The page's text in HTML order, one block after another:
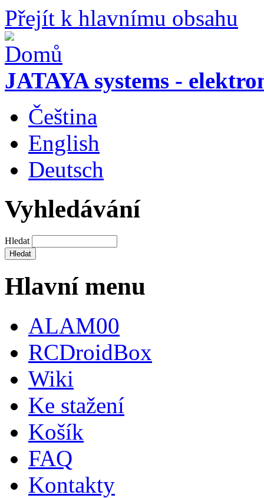
Přejít k hlavnímu obsahu
JATAYA systems -
Čeština
English
Deutsch
Vyhledávání
Hledat
Hlavní menu
ALAM00
RCDroidBox
Wiki
Ke stažení
Košík
FAQ
Kontakty